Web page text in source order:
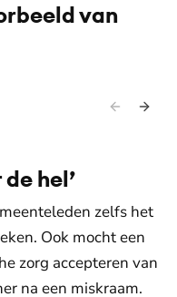
van
hel’
zelfs het
Ook mocht een
zorg accepteren van
na een miskraam.